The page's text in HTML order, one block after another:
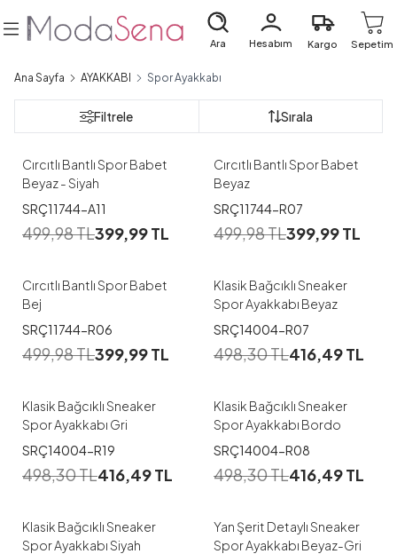
Ara Hesabım Kargo Sepetim
Ana Sayfa AYAKKABI Spor Ayakkabı
Filtrele Sırala
1
37 38 39
Cırcıtlı Bantlı Spor Babet
Beyaz - Siyah
SRÇ11744-A11
499,98TL399,99TL
37 38 39
Cırcıtlı Bantlı Spor Babet
Beyaz
SRÇ11744-R07
499,98TL399,99TL
36 37 38 39 40
Cırcıtlı Bantlı Spor Babet
Bej
SRÇ11744-R06
499,98TL399,99TL
36 37 38 39 40
Klasik Bağcıklı Sneaker
Spor Ayakkabı Beyaz
SRÇ14004-R07
498,30TL416,49TL
36 37
Klasik Bağcıklı Sneaker
Spor Ayakkabı Gri
SRÇ14004-R19
498,30TL416,49TL
36 37 39 40
Klasik Bağcıklı Sneaker
Spor Ayakkabı Bordo
SRÇ14004-R08
498,30TL416,49TL
36 37 38 39 40
Klasik Bağcıklı Sneaker
Spor Ayakkabı Siyah
36 37
Yan Şerit Detaylı Sneaker
Spor Ayakkabı Beyaz-Gri